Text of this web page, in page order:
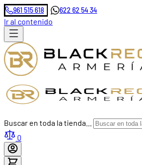
961 515 618 622 62 54 34
Ir al contenido
Buscar en toda la tienda...
0